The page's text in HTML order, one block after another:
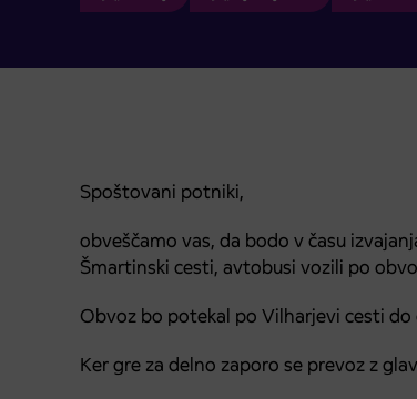
Spoštovani potniki,
obveščamo vas, da bodo v času
Šmartinski cesti, avtobusi vozili po
Obvoz bo potekal po Vilharjevi cesti
Ker gre za delno zaporo se prevoz z